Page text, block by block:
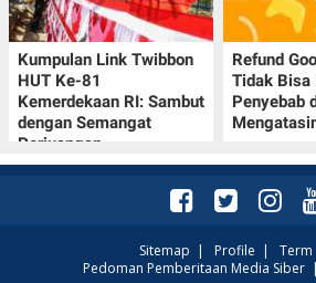
Kumpulan Link Twibbon
HUT Ke-81
Kemerdekaan RI: Sambut
dengan Semangat
Perjuangan
Refund
Tidak Bisa
Penyebab
Sitemap | Profile | Term
Pedoman Pemberitaan Media Siber